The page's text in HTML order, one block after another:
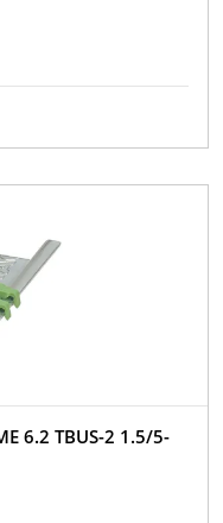
6.2 TBUS-2 1.5/5-